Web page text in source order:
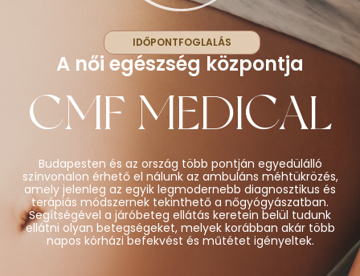
IDŐPONTFOGLALÁS
A női egészség központja
CMF MEDICAL
Budapesten és az ország több pontján egyedülálló
színvonalon érhető el nálunk az ambuláns méhtükrözés,
amely jelenleg az egyik legmodernebb diagnosztikus és
terápiás módszernek tekinthető a nőgyógyászatban.
Segítségével a járóbeteg ellátás keretein belül tudunk
ellátni olyan betegségeket, melyek korábban akár több
napos kórházi befekvést és műtétet igényeltek.